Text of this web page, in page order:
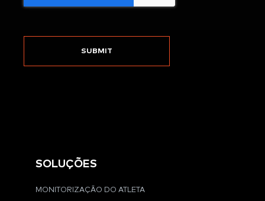
SOLUÇÕES
MONITORIZAÇÃO DO ATLETA